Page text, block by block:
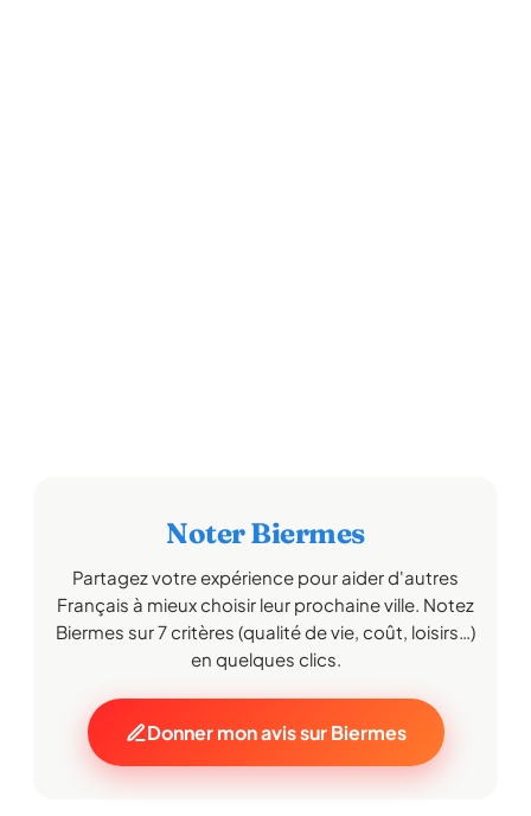
Noter Biermes
Partagez votre expérience pour aider d'autres
Français à mieux choisir leur prochaine ville. Notez
Biermes sur 7 critères (qualité de vie, coût, loisirs…)
en quelques clics.
Donner mon avis sur Biermes